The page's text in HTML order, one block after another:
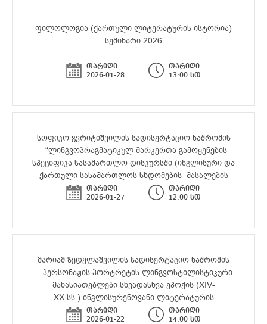
ფილოლოგია (ქართული ლიტერატურის ისტორია)
სემინარი 2026
თარიღი
2026-01-28
თარიღი
13:00 სთ
სოფიკო გვრიტიშვილის სადისერტაციო ნაშრომის
- “ლინგვოპრაგმატიკულ მარკერთა გამოყენების
სპეციფიკა სასამართლო დისკურსში (ინგლისური და
ქართული სასამართლოს სხდომების მასალების
საფუძველზე” საჯარო დაცვა
თარიღი
2026-01-27
თარიღი
12:00 სთ
მარიამ ზედელაშვილის სადისერტაციო ნაშრომის
- „პერსონაჟის პორტრეტის ლინგვოსტილისტიკური
მახასიათებლები სხვადასხვა ეპოქის (XIV-
XX სს.) ინგლისურენოვანი ლიტერატურის
ნიმუშებში“ საჯარო დაცვა
თარიღი
2026-01-22
თარიღი
14:00 სთ